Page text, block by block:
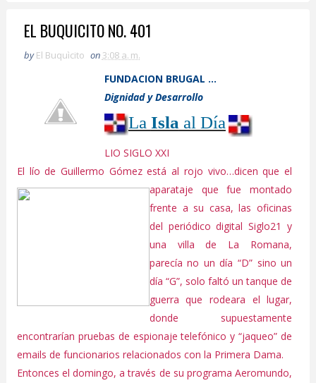
EL BUQUICITO NO. 401
by El Buquìcito on 3:08 a. m.
FUNDACION BRUGAL ...
Dignidad y Desarrollo
La Isla al Día
LIO SIGLO XXI
El lío de Guillermo Gómez está al rojo vivo…dicen que el
aparataje que fue montado
frente a su casa, las oficinas
del periódico digital Siglo21 y
una villa de La Romana,
parecía no un día “D” sino un
día “G”, solo faltó un tanque de
guerra que rodeara el lugar,
donde supuestamente
encontrarían pruebas de espionaje telefónico y “jaqueo” de
emails de funcionarios relacionados con la Primera Dama.
Entonces el domingo, a través de su programaAeromundo,